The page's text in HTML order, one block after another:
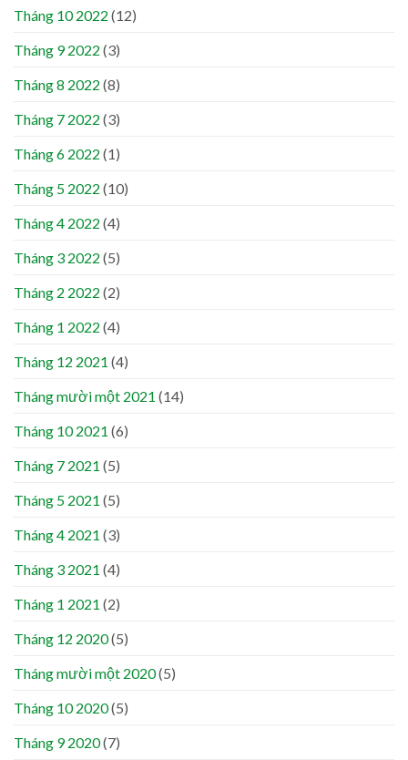
Tháng 10 2022 (12)
Tháng 9 2022 (3)
Tháng 8 2022 (8)
Tháng 7 2022 (3)
Tháng 6 2022 (1)
Tháng 5 2022 (10)
Tháng 4 2022 (4)
Tháng 3 2022 (5)
Tháng 2 2022 (2)
Tháng 1 2022 (4)
Tháng 12 2021 (4)
Tháng mười một 2021 (14)
Tháng 10 2021 (6)
Tháng 7 2021 (5)
Tháng 5 2021 (5)
Tháng 4 2021 (3)
Tháng 3 2021 (4)
Tháng 1 2021 (2)
Tháng 12 2020(5)
Tháng mười một 2020(5)
Tháng 10 2020(5)
Tháng 9 2020(7)